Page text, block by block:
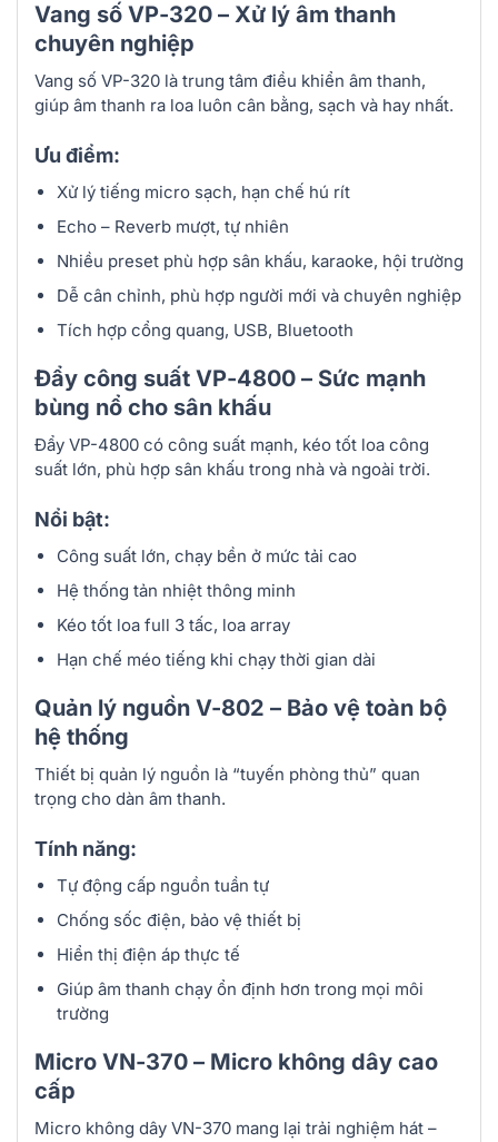
Vang số VP-320 – Xử lý âm thanh
chuyên nghiệp
Vang số VP-320 là trung tâm điều khiển âm thanh,
giúp âm thanh ra loa luôn cân bằng, sạch và hay nhất.
Ưu điểm:
Xử lý tiếng micro sạch, hạn chế hú rít
Echo – Reverb mượt, tự nhiên
Nhiều preset phù hợp sân khấu, karaoke, hội trường
Dễ cân chỉnh, phù hợp người mới và chuyên nghiệp
Tích hợp cổng quang, USB, Bluetooth
Đẩy công suất VP-4800 – Sức mạnh
bùng nổ cho sân khấu
Đẩy VP-4800 có công suất mạnh, kéo tốt loa công
suất lớn, phù hợp sân khấu trong nhà và ngoài trời.
Nổi bật:
Công suất lớn, chạy bền ở mức tải cao
Hệ thống tản nhiệt thông minh
Kéo tốt loa full 3 tấc, loa array
Hạn chế méo tiếng khi chạy thời gian dài
Quản lý nguồn V-802 – Bảo vệ toàn bộ
hệ thống
Thiết bị quản lý nguồn là “tuyến phòng thủ” quan
trọng cho dàn âm thanh.
Tính năng:
Tự động cấp nguồn tuần tự
Chống sốc điện, bảo vệ thiết bị
Hiển thị điện áp thực tế
Giúp âm thanh chạy ổn định hơn trong mọi môi
trường
Micro VN-370 – Micro không dây cao
cấp
Micro không dây VN-370 mang lại trải nghiệm hát –